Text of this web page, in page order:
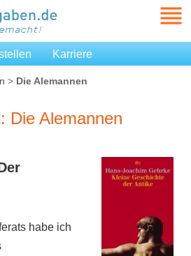
Karriere
> Die Alemannen
Die Alemannen
habe ich